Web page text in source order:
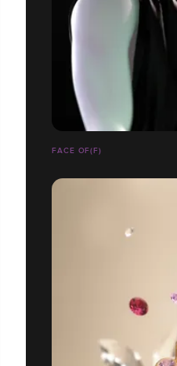
FACE OF(F)